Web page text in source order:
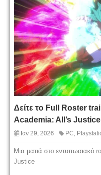
Δείτε το Full Roster
Academia: All’s Justice
Ιαν 29, 2026 PC
Μια ματιά στο εντυπωσιακό
Justice